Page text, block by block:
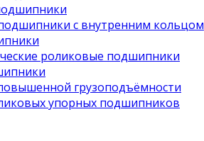
с внутренним кольцом
роликовые подшипники
грузоподъёмности
упорных подшипников